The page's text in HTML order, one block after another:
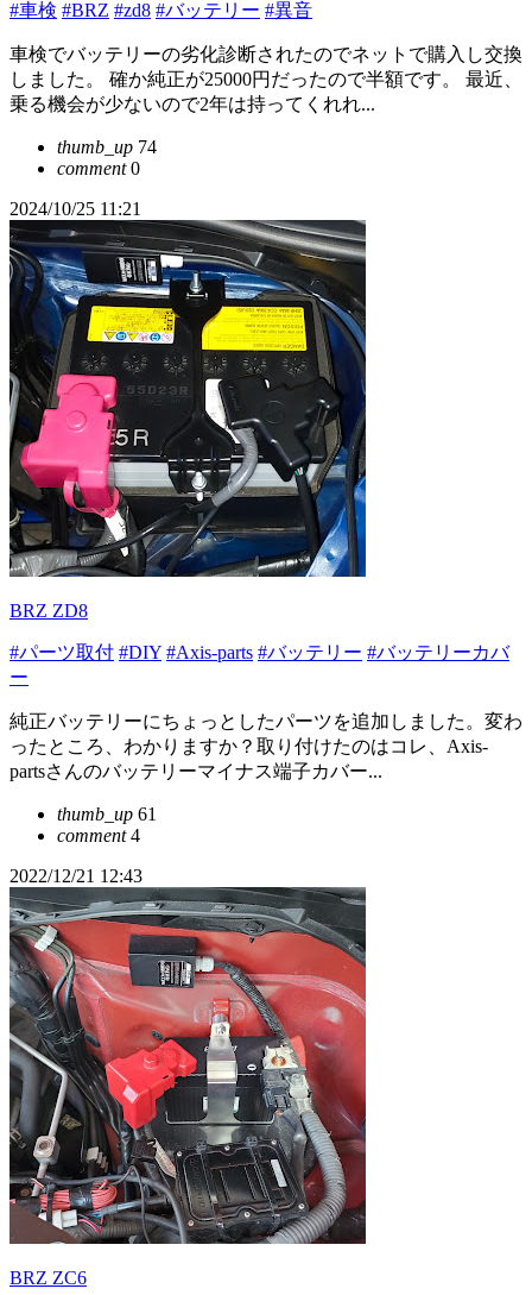
#車検 #BRZ #zd8 #バッテリー #異音
車検でバッテリーの劣化診断されたのでネットで購入し交換
しました。 確か純正が25000円だったので半額です。 最近、
乗る機会が少ないので2年は持ってくれれ...
thumb_up 74
comment0
2024/10/25 11:21
BRZ ZD8
#パーツ取付 #DIY #Axis-parts #バッテリー #バッテリーカバ
ー
純正バッテリーにちょっとしたパーツを追加しました。変わ
ったところ、わかりますか？取り付けたのはコレ、Axis-
partsさんのバッテリーマイナス端子カバー...
thumb_up 61
comment4
2022/12/21 12:43
BRZ ZC6